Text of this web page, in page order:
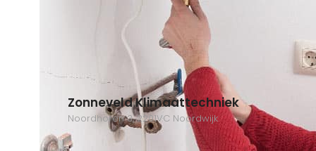
Zonneveld Klimaattechniek
Noordhoren 3, 2201VC Noordwijk